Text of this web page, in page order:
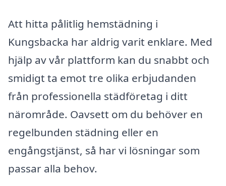
Att hitta pålitlig hemstädning i
Kungsbacka har aldrig varit enklare. Med
hjälp av vår plattform kan du snabbt och
smidigt ta emot tre olika erbjudanden
från professionella städföretag i ditt
närområde. Oavsett om du behöver en
regelbunden städning eller en
engångstjänst, så har vi lösningar som
passar alla behov.